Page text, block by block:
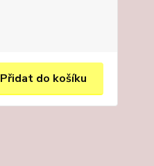
Přidat do košíku